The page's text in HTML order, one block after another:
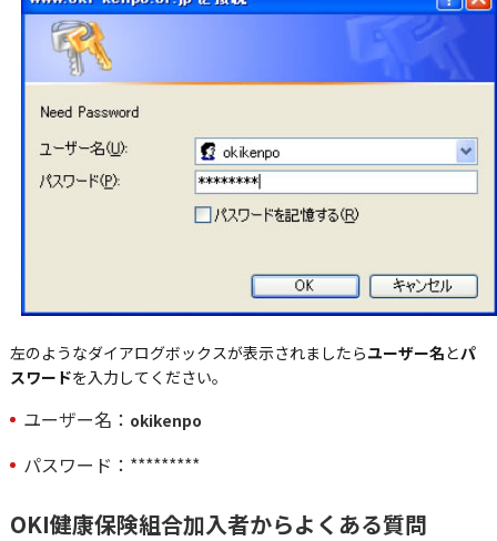
左のようなダイアログボックスが表示されましたらユーザー名とパ
スワードを入力してください。
ユーザー名： okikenpo
パスワード：*********
OKI健康保険組合加入者からよくある質問